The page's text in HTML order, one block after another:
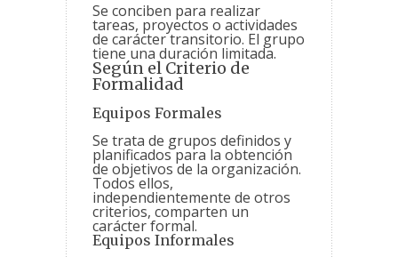
Se conciben para realizar
tareas, proyectos o actividades
de carácter transitorio. El grupo
tiene una duración limitada.
Según el Criterio de
Formalidad
Equipos Formales
Se trata de grupos definidos y
planificados para la obtención
de objetivos de la organización.
Todos ellos,
independientemente de otros
criterios, comparten un
carácter formal.
Equipos Informales